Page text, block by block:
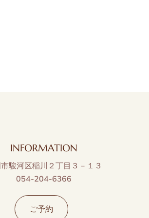
INFORMATION
駿河区稲川２丁目３－１３
054-204-6366
ご予約